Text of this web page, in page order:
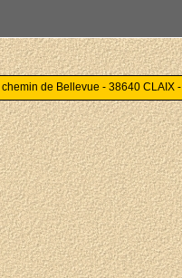
chemin de Bellevue - 38640 CLAIX -